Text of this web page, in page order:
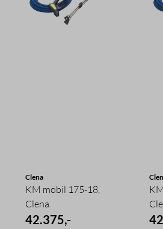
Clena
KM mobil 175-18,
Clena
42.375,-